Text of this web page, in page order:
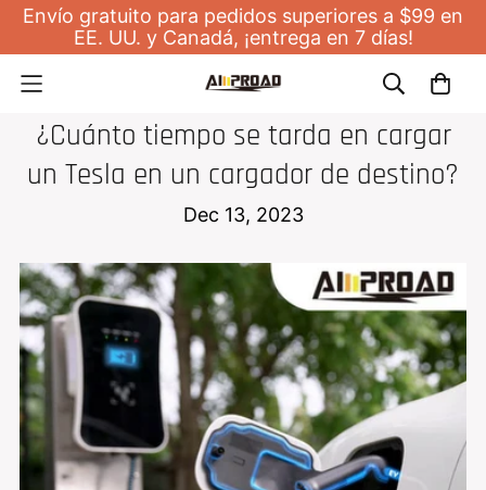
Envío gratuito para pedidos superiores a $99 en
EE. UU. y Canadá, ¡entrega en 7 días!
¿Cuánto tiempo se tarda en cargar
un Tesla en un cargador de destino?
Dec 13, 2023